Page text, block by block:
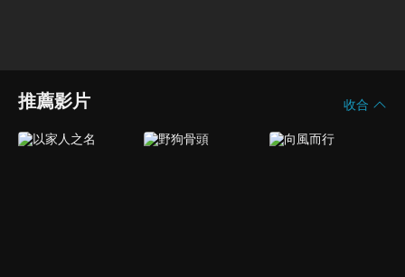
推薦影片 收合